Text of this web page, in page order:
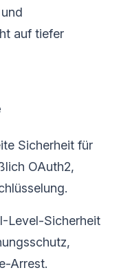
auf tiefer
Sicherheit für
OAuth2,
Level-Sicherheit
Arrest.